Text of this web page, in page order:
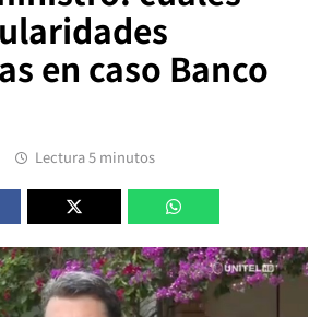
en caso Banco
Lectura 5 minutos